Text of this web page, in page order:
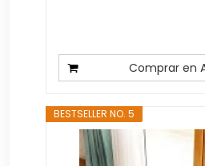
Comprar en
BESTSELLER NO. 5